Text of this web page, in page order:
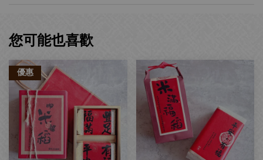
您可能也喜歡
優惠